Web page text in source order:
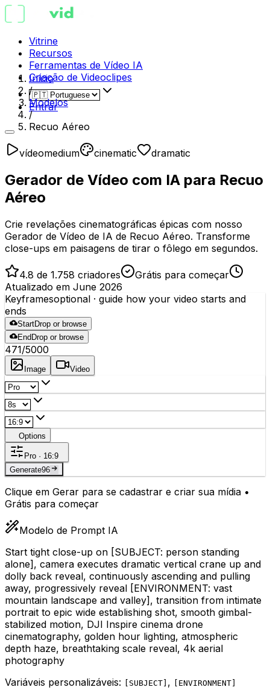
Vitrine
Recursos
Ferramentas de Vídeo IA
Criação de Videoclipes
Entrar
Início
/
Modelos
/
Recuo Aéreo
vídeomedium cinematic dramatic
Gerador de Vídeo com IA para Recuo
Aéreo
Crie revelações cinematográficas épicas com nosso
Gerador de Vídeo de IA de Recuo Aéreo. Transforme
close-ups em paisagens de tirar o fôlego em segundos.
4.8 de 1.758 criadores
Grátis para começar
Atualizado em June 2026
Keyframesoptional · guide how your video starts and
ends
StartDrop or browse
End Drop or browse
471/5000
Image Video
Options
Pro · 16:9
Generate96
Clique em Gerar para se cadastrar e criar sua mídia •
Grátis para começar
Modelo de Prompt IA
Start tight close-up on [SUBJECT: person standing
alone] , camera executes dramatic vertical crane up and
dolly back reveal, continuously ascending and pulling
away, progressively reveal [ENVIRONMENT: vast
mountain landscape and valley] , transition from intimate
portrait to epic wide establishing shot, smooth gimbal-
stabilized motion, DJI Inspire cinema drone
cinematography, golden hour lighting, atmospheric
depth haze, breathtaking scale reveal, 4k aerial
photography
Variáveis personalizáveis:
SUBJECT , ENVIRONMENT